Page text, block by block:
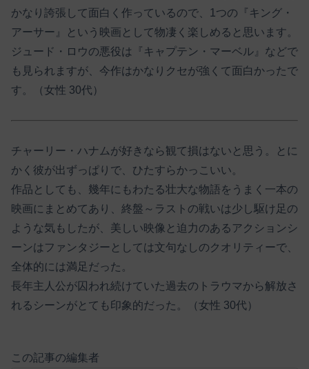
かなり誇張して面白く作っているので、1つの『キング・
アーサー』という映画として物凄く楽しめると思います。
ジュード・ロウの悪役は『キャプテン・マーベル』などで
も見られますが、今作はかなりクセが強くて面白かったで
す。（女性 30代）
チャーリー・ハナムが好きなら観て損はないと思う。とに
かく彼が出ずっぱりで、ひたすらかっこいい。
作品としても、幾年にもわたる壮大な物語をうまく一本の
映画にまとめてあり、終盤～ラストの戦いは少し駆け足の
ような気もしたが、美しい映像と迫力のあるアクションシ
ーンはファンタジーとしては文句なしのクオリティーで、
全体的には満足だった。
長年主人公が囚われ続けていた過去のトラウマから解放さ
れるシーンがとても印象的だった。（女性 30代）
この記事の編集者